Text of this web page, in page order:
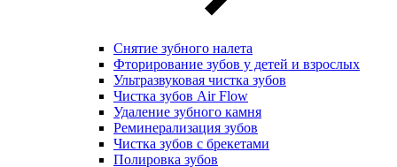
Снятие зубного налета
Фторирование зубов у детей и взрослых
Ультразвуковая чистка зубов
Чистка зубов Air Flow
Удаление зубного камня
Реминерализация зубов
Чистка зубов с брекетами
Полировка зубов